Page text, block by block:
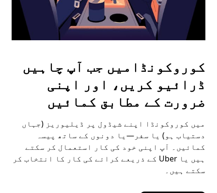
کوروکونڈامیں جب آپ چاہیں
ڈرائیو کریں، اور اپنی
ضرورت کے مطابق کمائیں
میں کوروکونڈا اپنے شیڈول پر ڈیلیوریز (جہاں
دستیاب ہو) یا سفر—یا دونوں کے ساتھ پیسہ
کمائیں۔ آپ اپنی خود کی کار استعمال کر سکتے
ہیں یا Uber کے ذریعے کرائے کی کار کا انتخاب کر
سکتے ہیں۔